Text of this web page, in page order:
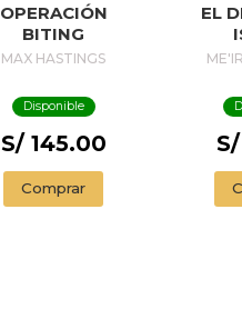
OPERACIÓN
BITING
MAX HASTINGS
Disponible
S/ 145.00
Comprar
EL